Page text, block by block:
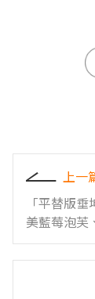
上一
「平替版
美藍莓泡芙